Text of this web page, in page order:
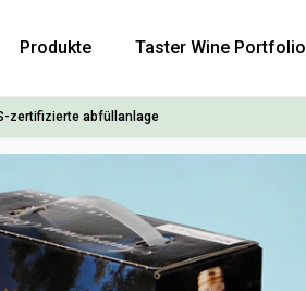
Produkte Taster Wine Portfolio
zertifizierte abfüllanlage